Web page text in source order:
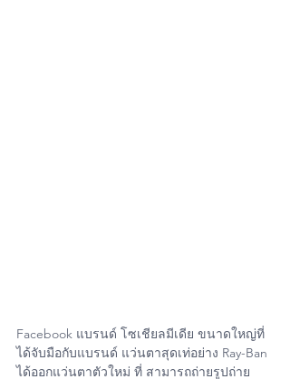
Facebook แบรนด์ โซเชียลมีเดีย ขนาดใหญ่ที่
ได้จับมือกับแบรนด์ แว่นตาสุดเท่อย่าง Ray-Ban
ได้ออกแว่นตาตัวใหม่ ที่ สามารถถ่ายรูปถ่าย